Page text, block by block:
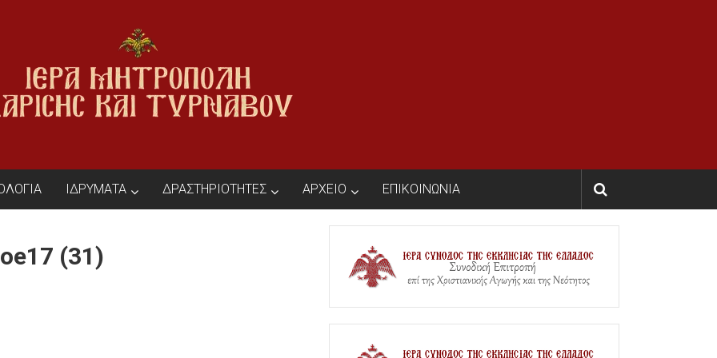
ΙΔΡΥΜΑΤΑ ΔΡΑΣΤΗΡΙΟΤΗΤΕΣ ΑΡΧΕΙΟ ΕΠΙΚΟΙΝΩΝΙΑ
(31)